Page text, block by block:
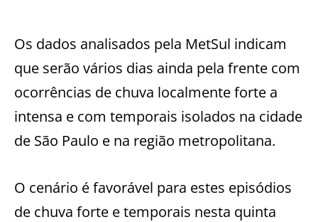
Os dados analisados pela MetSul indicam
que serão vários dias ainda pela frente com
ocorrências de chuva localmente forte a
intensa e com temporais isolados na cidade
de São Paulo e na região metropolitana.
O cenário é favorável para estes episódios
de chuva forte e temporais nesta quinta